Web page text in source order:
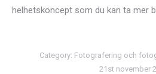
helhetskoncept som du kan ta mer
Category: Fotografering och
21st november